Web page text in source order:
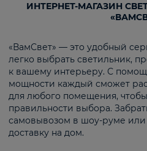
ИНТЕРНЕТ-МАГАЗИН
«ВамСвет» — это удобный
легко выбрать светильник,
к вашему интерьеру. С
мощности каждый сможет
для любого помещения,
правильности выбора.
самовывозом в шоу-руме или
доставку на дом.